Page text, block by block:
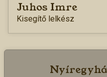
Juhos Imre
Kisegítő lelkész